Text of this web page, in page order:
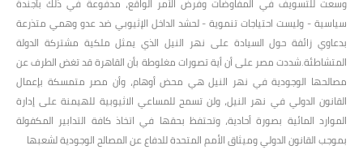
سياسية - وليست احتياجات تنموية - لحشد الداخل الإثيوبي ضد عدو وهمي متذرعة
بدعاوي زائفة حول السيادة على نهر النيل الذي يمثل ملكية مشتركة الدولة
المتشاطئة.شددت مصر على أن أية تصورات مغلوطة بأن القاهرة قد تغض الطرف عن
مصالحها الوجودية في نهر النيل هي محض أوهام، وأن مصر متمسكة بإعمال
القانون الدولي في نهر النيل، ولن تسمح للمساعي الاثيوبية للهيمنة على إدارة
الموارد المائية بصورة أحادية، وتحتفظ بحقها في اتخاذ كافة التدابير المكفولة
بموجب القانون الدولي وميثاق الأمم المتحدة للدفاع عن المصالح الوجودية لشعبها